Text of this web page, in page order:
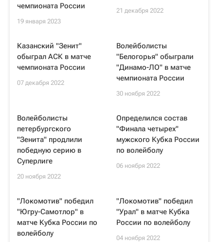
чемпионата России
19 января 2023
21 декабря 2022
Казанский "Зенит"
обыграл АСК в матче
чемпионата России
07 декабря 2022
Волейболисты
"Белогорья" обыграли
"Динамо-ЛО" в матче
чемпионата России
30 ноября 2022
Волейболисты
петербургского
"Зенита" продлили
победную серию в
Суперлиге
20 ноября 2022
Определился состав
"Финала четырех"
мужского Кубка России
по волейболу
06 ноября 2022
"Локомотив" победил
"Югру-Самотлор" в
матче Кубка России по
волейболу
"Локомотив" победил
"Урал" в матче Кубка
России по волейболу
04 ноября 2022